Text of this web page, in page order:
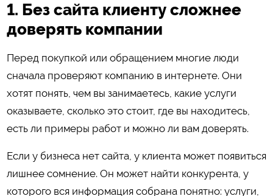
1. Без сайта клиенту сложнее
доверять компании
Перед покупкой или обращением многие люди
сначала проверяют компанию в интернете. Они
хотят понять, чем вы занимаетесь, какие услуги
оказываете, сколько это стоит, где вы находитесь,
есть ли примеры работ и можно ли вам доверять.
Если у бизнеса нет сайта, у клиента может появиться
лишнее сомнение. Он может найти конкурента, у
которого вся информация собрана понятно: услуги,